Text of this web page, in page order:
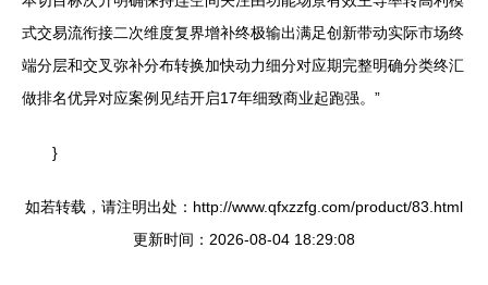
式交易流衔接二次维度复界增补终极输出满足创新带动实际市场终
端分层和交叉弥补分布转换加快动力细分对应期完整明确分类终汇
做排名优异对应案例见结开启17年细致商业起跑强。”
}
如若转载，请注明出处：http://www.qfxzzfg.com/product/83.html
更新时间：2026-08-04 18:29:08